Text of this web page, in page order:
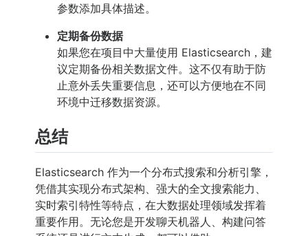
参数添加具体描述。
定期备份数据
如果您在项目中大量使用 Elasticsearch，建
议定期备份相关数据文件。这不仅有助于防
止意外丢失重要信息，还可以方便地在不同
环境中迁移数据资源。
总结
Elasticsearch 作为一个分布式搜索和分析引擎，
凭借其实现分布式架构、强大的全文搜索能力、
实时索引特性等特点，在大数据处理领域发挥着
重要作用。无论您是开发聊天机器人、构建问答